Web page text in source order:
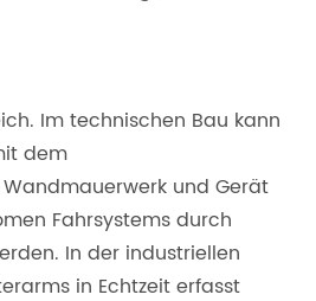
Im technischen Bau kann
dem
und Gerät
Fahrsystems durch
In der industriellen
in Echtzeit erfasst